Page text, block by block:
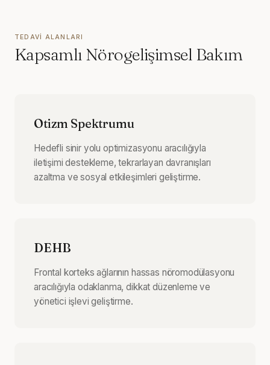
TEDAVI ALANLARI
Kapsamlı Nörogelişimsel Bakım
Otizm Spektrumu
Hedefli sinir yolu optimizasyonu aracılığıyla
iletişimi destekleme, tekrarlayan davranışları
azaltma ve sosyal etkileşimleri geliştirme.
DEHB
Frontal korteks ağlarının hassas nöromodülasyonu
aracılığıyla odaklanma, dikkat düzenleme ve
yönetici işlevi geliştirme.